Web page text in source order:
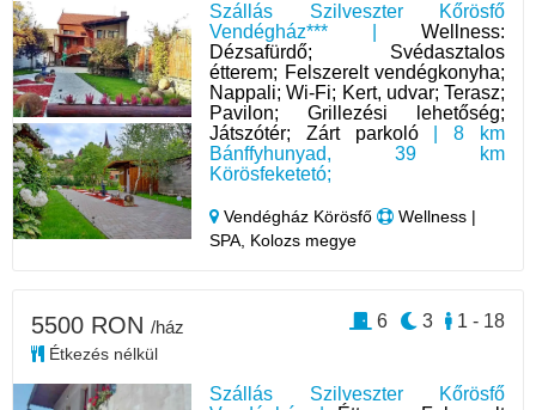
Szállás Szilveszter Kőrösfő
Vendégház*** | Wellness:
Dézsafürdő; Svédasztalos
étterem; Felszerelt vendégkonyha;
Nappali; Wi-Fi; Kert, udvar; Terasz;
Pavilon; Grillezési lehetőség;
Játszótér; Zárt parkoló| 8 km
Bánffyhunyad, 39 km
Körösfeketetó;
Vendégház Körösfő
Wellness |
SPA, Kolozs megye
Szállás Szilveszter Kőrösfő
5500 RON /ház
Étkezés nélkül
1 - 18
3
6